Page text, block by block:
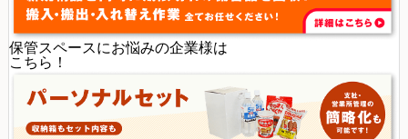
保管スペースにお悩みの企業様は
こちら！